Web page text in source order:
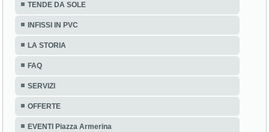
TENDE DA SOLE
INFISSI IN PVC
LA STORIA
FAQ
SERVIZI
OFFERTE
EVENTI Piazza Armerina